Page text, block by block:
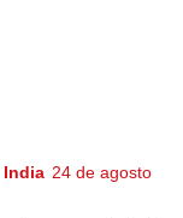
India 24 de agosto